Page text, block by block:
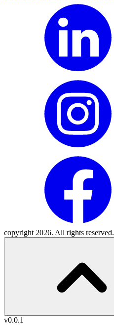
copyright 2026. All rights reserved.
v0.0.1